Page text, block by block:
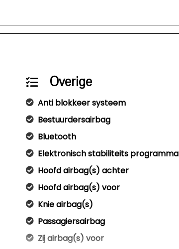
Overige
Anti blokkeer systeem
Bestuurdersairbag
Bluetooth
Elektronisch stabiliteits programma
Hoofd airbag(s) achter
Hoofd airbag(s) voor
Knie airbag(s)
Passagiersairbag
Zij airbag(s) voor